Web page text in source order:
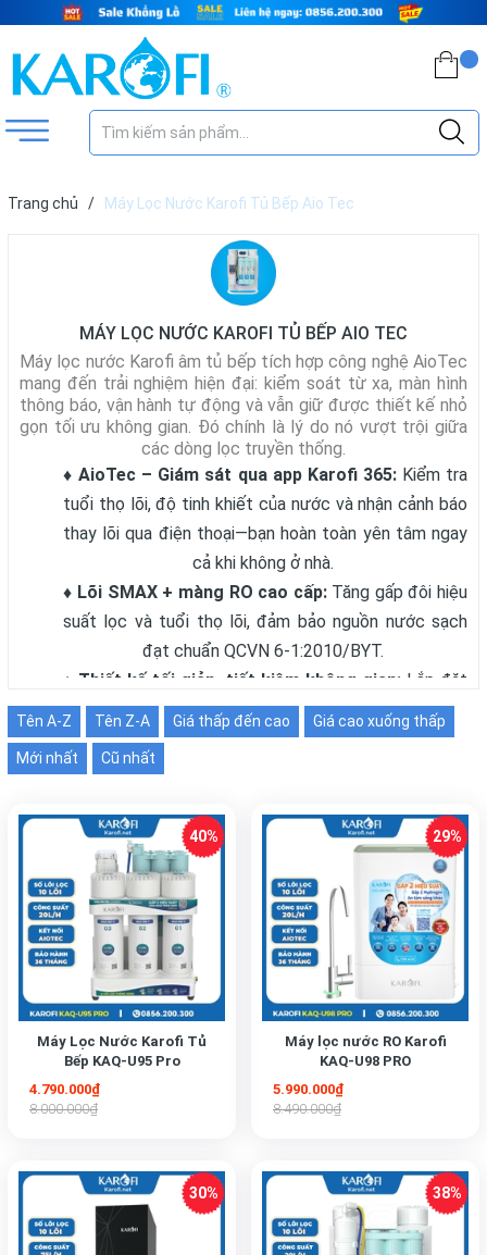
Trang chủ / Máy Lọc Nước Karofi Tủ Bếp Aio Tec
MÁY LỌC NƯỚC KAROFI TỦ BẾP AIO TEC
Máy lọc nước Karofi âm tủ bếp tích hợp công nghệ AioTec
mang đến trải nghiệm hiện đại: kiểm soát từ xa, màn hình
thông báo, vận hành tự động và vẫn giữ được thiết kế nhỏ
gọn tối ưu không gian. Đó chính là lý do nó vượt trội giữa
các dòng lọc truyền thống.
♦ AioTec – Giám sát qua app Karofi 365:Kiểm tra
tuổi thọ lõi, độ tinh khiết của nước và nhận cảnh báo
thay lõi qua điện thoại—bạn hoàn toàn yên tâm ngay
cả khi không ở nhà.
♦ Lõi SMAX + màng RO cao cấp: Tăng gấp đôi hiệu
suất lọc và tuổi thọ lõi, đảm bảo nguồn nước sạch
đạt chuẩn QCVN 6‑1:2010/BYT.
♦ Thiết kế tối giản, tiết kiệm không gian: Lắp đặt
dễ dàng dưới tủ bếp, đường nét đẹp mắt, phù hợp
mọi phong cách nội thất bếp.
Tên A-Z Tên Z-A Giá thấp đến cao Giá cao xuống thấp
Mới nhất Cũ nhất
Máy Lọc Nước Karofi Tủ
Bếp KAQ-U95 Pro
4.790.000₫
8.000.000₫
Máy lọc nước RO Karofi
KAQ-U98 PRO
5.990.000₫
8.490.000₫